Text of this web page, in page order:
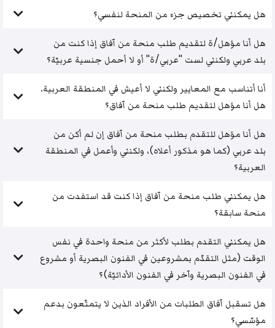
هل يمكنني تخصيص جزء من المنحة لنفسي؟
هل أنا مؤهل/ة لتقديم طلب منحة من آفاق إذا كنت من
بلد عربي ولكنني لست "عربي/ة" أو لا أحمل جنسية عربيّة؟
أنا أتناسب مع المعايير ولكنني لا أعيش في المنطقة العربية.
هل أنا مؤهل لتقديم طلب منحة من آفاق؟
هل أنا مؤهل للتقدم بطلب منحة من آفاق إن لم أكن من
بلد عربي (كما هو مذكور أعلاه)، ولكنني وأعمل في المنطقة
العربية؟
هل يمكنني طلب منحة من آفاق إذا كنت قد استفدت من
منحة سابقة؟
هل يمكنني التقدم بطلب لأكثر من منحة واحدة في نفس
الوقت (مثل التقدّم بمشروعين في الفنون البصرية أو مشروع
في الفنون البصرية وآخر في الفنون الأدائيّة)؟
هل تسقبل آفاق الطلبات من الأفراد الذين لا يتمتّعون بدعم
مؤسّسي؟